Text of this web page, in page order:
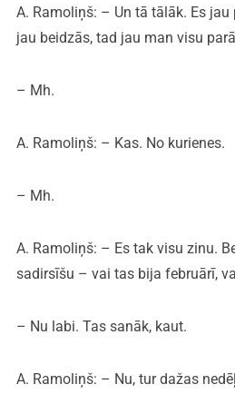
A. Ramoliņš: – Un tā tālāk. Es
jau beidzās, tad jau man visu
– Mh.
A. Ramoliņš: – Kas. No kurienes.
– Mh.
A. Ramoliņš: – Es tak visu zinu.
sadirsīšu – vai tas bija februārī,
– Nu labi. Tas sanāk, kaut.
A. Ramoliņš: – Nu, tur dažas